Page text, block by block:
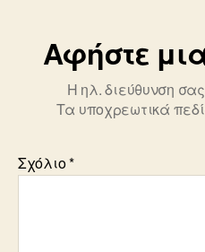
Αφήστε
Η ηλ. διεύθυνση
Τα υποχρεωτικά
Σχόλιο*